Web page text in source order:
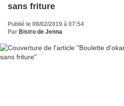
sans friture
Publié le 08/02/2019 à 07:54
Par Bistro de Jenna